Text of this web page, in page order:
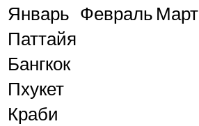
Январь Февраль Март
Паттайя
Бангкок
Пхукет
Краби